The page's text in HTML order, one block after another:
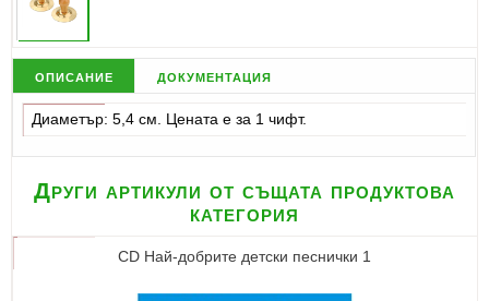
описание документация
Диаметър: 5,4 см. Цената е за 1 чифт.
Други артикули от същата продуктова
категория
CD Най-добрите детски песнички 1